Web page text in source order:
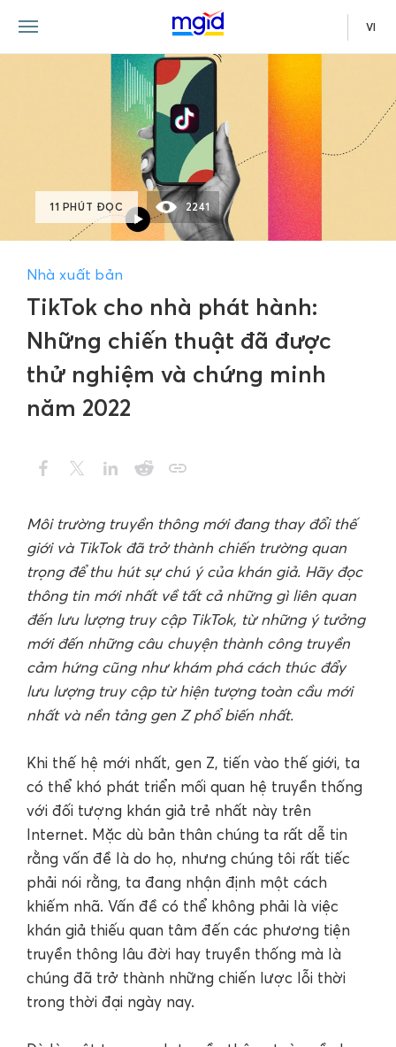
VI
TikTok cho nhà phát hành:
Những chiến thuật đã được
thử nghiệm và chứng minh
năm 2022
Nhà xuất bản
11 PHÚT ĐỌC 2241
Môi trường truyền thông mới đang thay đổi thế
giới và TikTok đã trở thành chiến trường quan
trọng để thu hút sự chú ý của khán giả. Hãy đọc
thông tin mới nhất về tất cả những gì liên quan
đến lưu lượng truy cập TikTok, từ những ý tưởng
mới đến những câu chuyện thành công truyền
cảm hứng cũng như khám phá cách thúc đẩy
lưu lượng truy cập từ hiện tượng toàn cầu mới
nhất và nền tảng gen Z phổ biến nhất.
Khi thế hệ mới nhất, gen Z, tiến vào thế giới, ta
có thể khó phát triển mối quan hệ truyền thống
với đối tượng khán giả trẻ nhất này trên
Internet. Mặc dù bản thân chúng ta rất dễ tin
rằng vấn đề là do họ, nhưng chúng tôi rất tiếc
phải nói rằng, ta đang nhận định một cách
khiếm nhã. Vấn đề có thể không phải là việc
khán giả thiếu quan tâm đến các phương tiện
truyền thông lâu đời hay truyền thống mà là
chúng đã trở thành những chiến lược lỗi thời
trong thời đại ngày nay.